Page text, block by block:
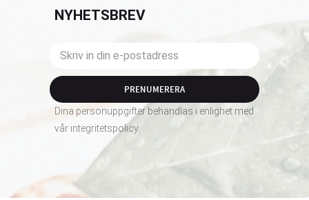
NYHETSBREV
PRENUMERERA
Dina personuppgifter behandlas i enlighet med
vår integritetspolicy.